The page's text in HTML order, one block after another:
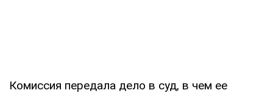
Комиссия передала дело в суд, в чем ее